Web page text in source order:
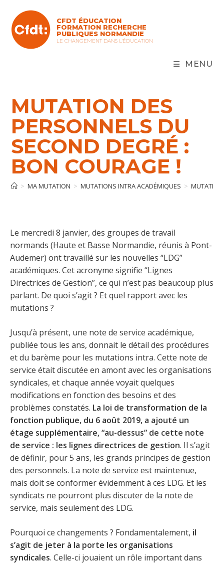
content
CFDT ÉDUCATION
FORMATION RECHERCHE
PUBLIQUES NORMANDIE
LE CHANGEMENT DANS L'ÉDUCATION
MENU
MUTATION DES
PERSONNELS DU
SECOND DEGRÉ :
BON COURAGE !
> MA MUTATION > MUTATIONS INTRA ACADÉMIQUES >
Le mercredi 8 janvier, des groupes de travail
normands (Haute et Basse Normandie, réunis à Pont-
Audemer) ont travaillé sur les nouvelles “LDG”
académiques. Cet acronyme signifie “Lignes
Directrices de Gestion”, ce qui n’est pas beaucoup plus
parlant. De quoi s’agit ? Et quel rapport avec les
mutations ?
Jusqu’à présent, une note de service académique,
publiée tous les ans, donnait le détail des procédures
et du barème pour les mutations intra. Cette note de
service était discutée en amont avec les organisations
syndicales, et chaque année voyait quelques
modifications en fonction des besoins et des
problèmes constatés. La loi de transformation de la
fonction publique, du 6 août 2019, a ajouté un
étage supplémentaire, “au-dessus” de cette note
de service : les lignes directrices de gestion. Il s’agit
de définir, pour 5 ans, les grands principes de gestion
des personnels. La note de service est maintenue,
mais doit se conformer évidemment à ces LDG. Et les
syndicats ne pourront plus discuter de la note de
service, mais seulement des LDG.
Pourquoi ce changements ? Fondamentalement, il
s’agit de jeter à la porte les organisations
syndicales. Celle-ci jouaient un rôle important dans